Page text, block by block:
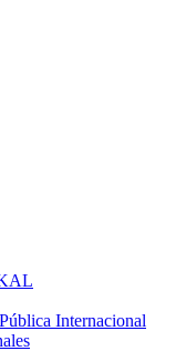
Internacional